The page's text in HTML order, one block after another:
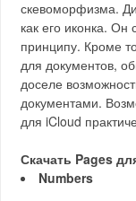
скевоморфизма.
как его иконка.
принципу. Кроме
для документов,
доселе
документами.
для iCloud
Скачать Pages
Numbers